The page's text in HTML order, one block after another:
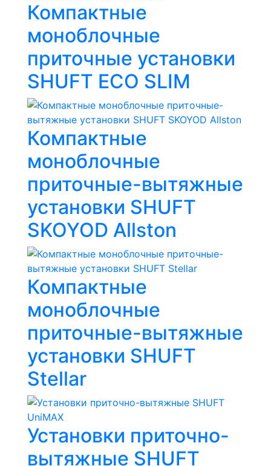
Компактные
моноблочные
приточные установки
SHUFT ECO SLIM
Компактные
моноблочные
приточные-вытяжные
установки SHUFT
SKOYOD Allston
Компактные
моноблочные
приточные-вытяжные
установки SHUFT
Stellar
Установки приточно-
вытяжные SHUFT